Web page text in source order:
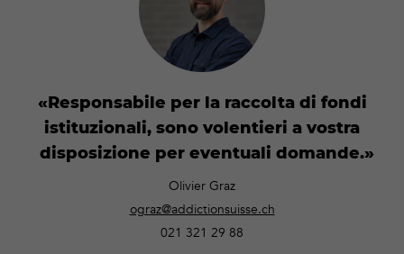
Responsabile per la raccolta di fondi
istituzionali, sono volentieri a vostra
disposizione per eventuali domande.
Olivier Graz
ograz@addictionsuisse.ch
021 321 29 88